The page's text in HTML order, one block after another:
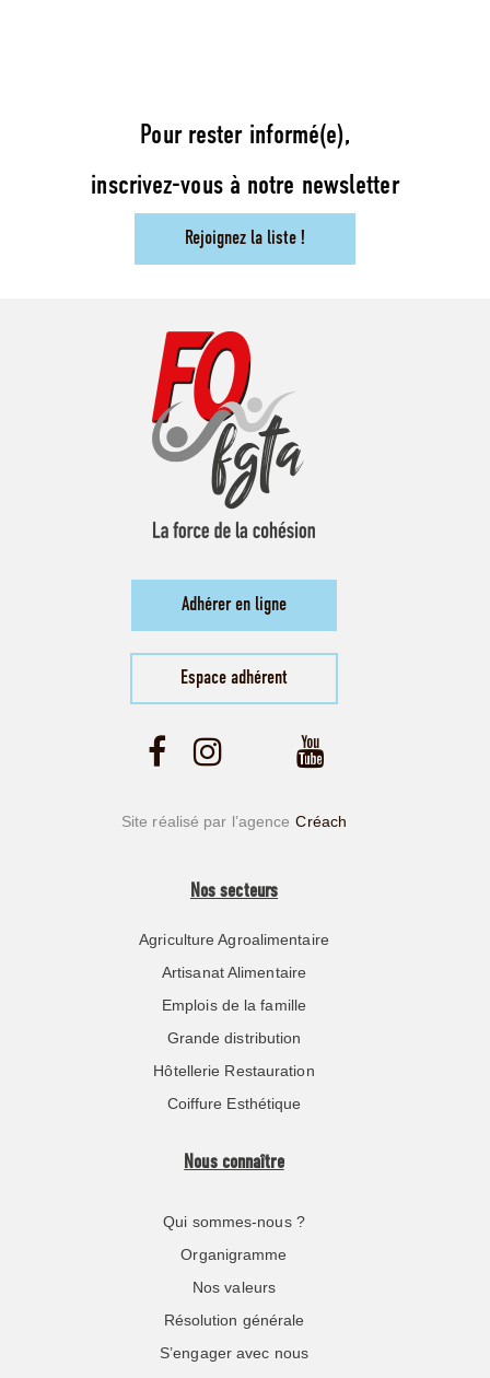
Pour rester informé(e),
inscrivez-vous à notre newsletter
Rejoignez la liste !
Adhérer en ligne
Espace adhérent
Site réalisé par l’agence Créach
Nos secteurs
Agriculture Agroalimentaire
Artisanat Alimentaire
Emplois de la famille
Grande distribution
Hôtellerie Restauration
Coiffure Esthétique
Nous connaître
Qui sommes-nous ?
Organigramme
Nos valeurs
Résolution générale
S’engager avec nous